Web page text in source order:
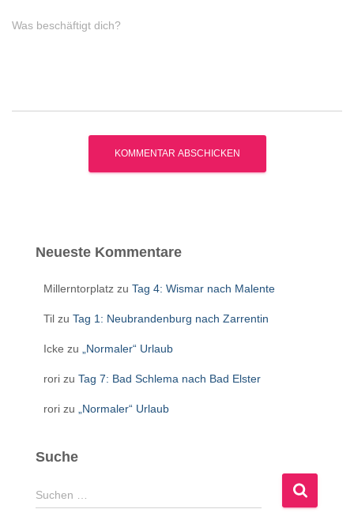
Was beschäftigt dich?
Neueste Kommentare
Millerntorplatz zu Tag 4: Wismar nach Malente
Til zu Tag 1: Neubrandenburg nach Zarrentin
Icke zu „Normaler“ Urlaub
rori zu Tag 7: Bad Schlema nach Bad Elster
rori zu „Normaler“ Urlaub
Suche
S
u
Suchen …